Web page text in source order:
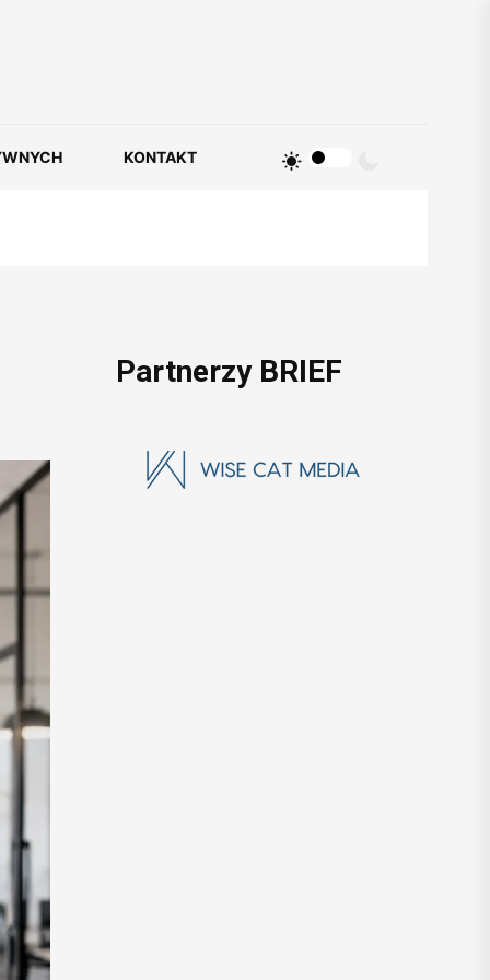
KONTAKT
Partnerzy BRIEF